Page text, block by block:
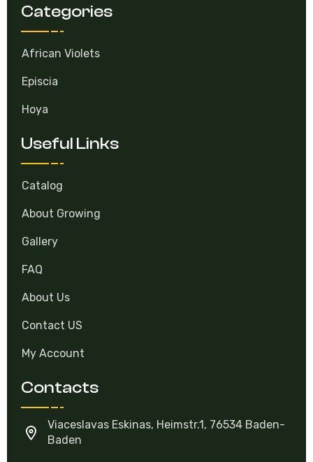
Categories
African Violets
Episcia
Hoya
Useful Links
Catalog
About Growing
Gallery
FAQ
About Us
Contact US
My Account
Contacts
Viaceslavas Eskinas, Heimstr.1, 76534 Baden-
Baden